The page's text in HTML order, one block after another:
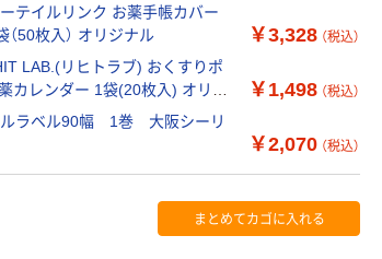
ーテイルリンク お薬手帳カバー
（診察券2枚用） PTC-1 1袋（50枚入） オリジナル
￥3,328 （税込）
LAB.(リヒトラブ) おくすりポ
レンダー 1袋(20枚入) オリジ
￥1,498 （税込）
ルラベル90幅 1巻 大阪シーリ
￥2,070 （税込）
まとめてカゴに入れる